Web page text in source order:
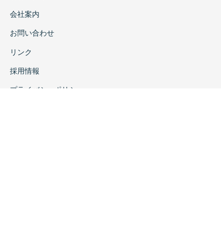
会社案内
お問い合わせ
リンク
採用情報
プライバシーポリシー